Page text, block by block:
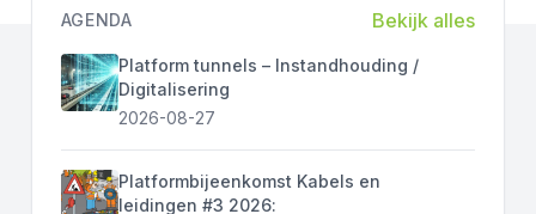
AGENDA Bekijk alles
Platform tunnels – Instandhouding /
Digitalisering
2026-08-27
Platformbijeenkomst Kabels en
leidingen #3 2026: